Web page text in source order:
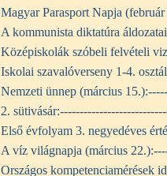
Magyar Parasport Napja
A kommunista diktatúra
Középiskolák szóbeli felvételi
Iskolai szavalóverseny 1-4.
Nemzeti ünnep (március 15.):
2. sütivásár:
Első évfolyam 3. negyedéves
A víz világnapja (március 22.):
Országos kompetenciamérések